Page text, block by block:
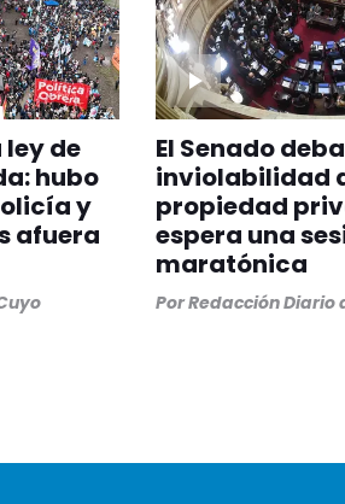
de
hubo
y
afuera
El Senado
inviolabilidad
propiedad
espera una
maratónica
PorRedacción Diario